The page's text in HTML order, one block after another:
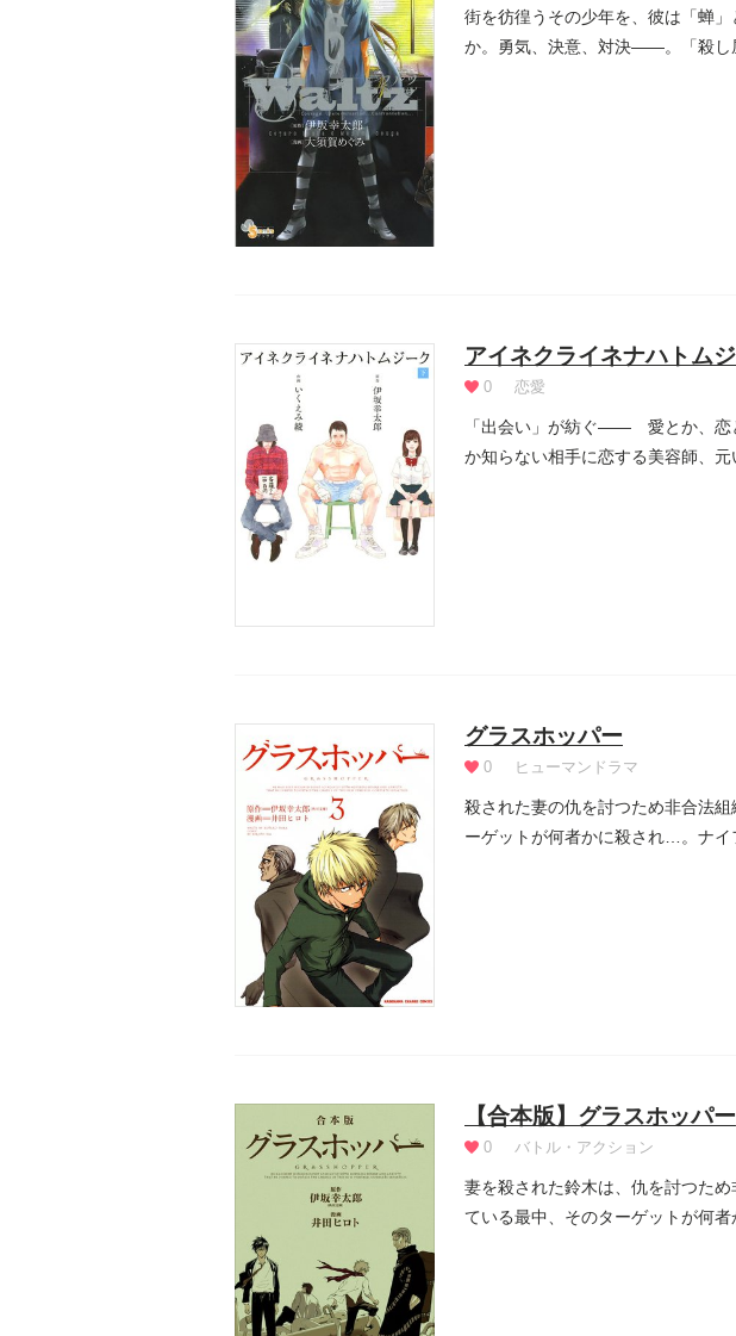
街を彷徨うその少年を、彼は「蝉
か。勇気、決意、対決――。「殺し
アイネクライネナハトム
0 恋愛
「出会い」が紡ぐ―― 愛とか、恋
か知らない相手に恋する美容師、
グラスホッパー
0 ヒューマンドラマ
殺された妻の仇を討つため非合法
ーゲットが何者かに殺され…。ナイ
【合本版】グラスホッパー
0 バトル・アクション
妻を殺された鈴木は、仇を討つた
ている最中、そのターゲットが何